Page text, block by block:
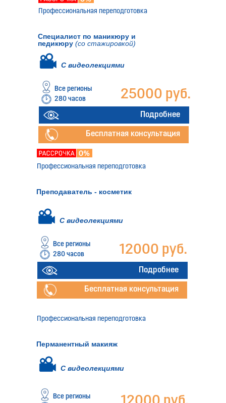
Специалист по маникюру и
педикюру (со стажировкой)
280 часов 25000 руб.
Все регионы
Профессиональная переподготовка
Подробнее
Бесплатная консультация
С видеолекциями
Преподаватель - косметик
280 часов 12000 руб.
Все регионы
Профессиональная переподготовка
Подробнее
Бесплатная консультация
С видеолекциями
Перманентный макияж
Все регионы
Профессиональная переподготовка
С видеолекциями